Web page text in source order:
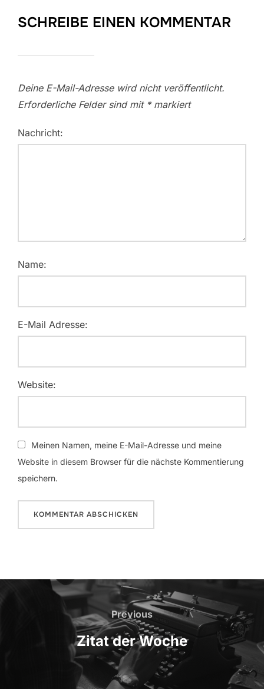
SCHREIBE EINEN KOMMENTAR
Deine E-Mail-Adresse wird nicht veröffentlicht.
Erforderliche Felder sind mit *markiert
Nachricht:
Name:
E-Mail Adresse:
Website:
Meinen Namen, meine E-Mail-Adresse und meine
Website in diesem Browser für die nächste Kommentierung
speichern.
Beitrags-
Navigation
Previous
Previous
Zitat der Woche